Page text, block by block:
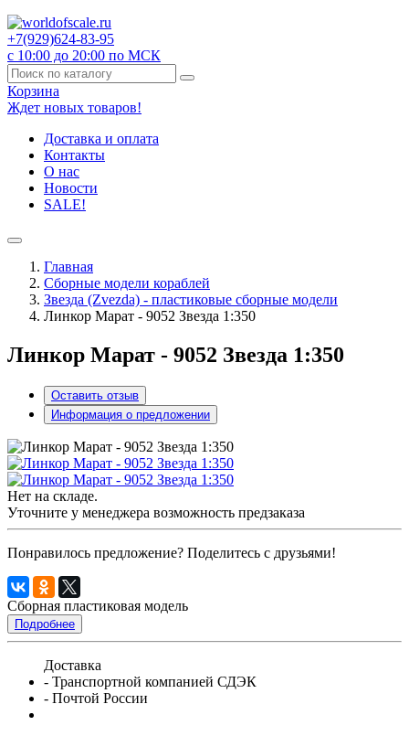
+7(929)624-83-95
с 10:00 до 20:00 по МСК
Корзина
Ждет новых товаров!
Доставка и оплата
Контакты
О нас
Новости
SALE!
Главная
Сборные модели кораблей
Звезда (Zvezda) - пластиковые сборные модели
Линкор Марат - 9052 Звезда 1:350
Линкор Марат - 9052 Звезда 1:350
Оставить отзыв
Информация о предложении
Нет на складе.
Уточните у менеджера возможность предзаказа
Понравилось предложение? Поделитесь с друзьями!
Сборная пластиковая модель
Подробнее
Доставка
- Транспортной компанией СДЭК
- Почтой России